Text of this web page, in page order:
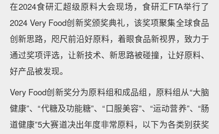
在2024食研汇超级原料大会现场，食研汇FTA举行了
2024 Very Food创新奖颁奖典礼，该奖项聚集全球食品
创新思路，咫尺前沿好原料，着眼食品新视界，致力于
通过奖项评选，让新技术、新思路被碰撞，让好原料、
好产品被发现。
Very Food创新奖分为原料组和成品组，原料组从“大脑
健康”、“代糖及功能糖”、“口服美容”、“运动营养”、“肠
道健康”5大赛道决出年度非常原料，以下为各类别获奖